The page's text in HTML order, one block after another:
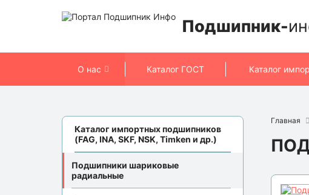
Подшипник-
О нас Каталог ГОСТ Каталог
Каталог импортных подшипников
(FAG, INA, SKF, NSK, Timken и др.)
Подшипники шариковые
радиальные
Главная